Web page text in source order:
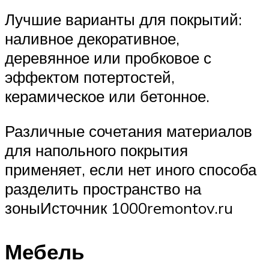
Лучшие варианты для покрытий:
наливное декоративное,
деревянное или пробковое с
эффектом потертостей,
керамическое или бетонное.
Различные сочетания материалов
для напольного покрытия
применяет, если нет иного способа
разделить пространство на
зоныИсточник 1000remontov.ru
Мебель